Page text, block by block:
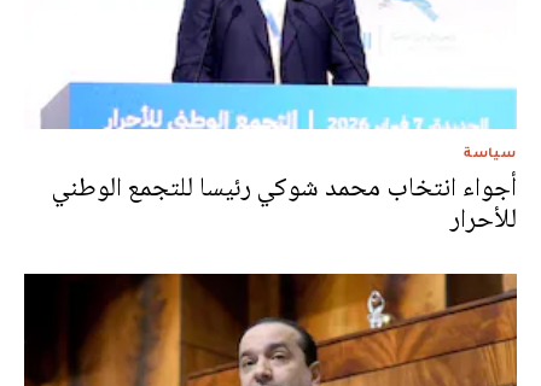
سياسة
أجواء انتخاب محمد شوكي رئيسا للتجمع الوطني
للأحرار